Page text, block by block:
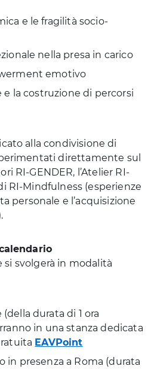
e le fragilità socio-
nella presa in carico
emotivo
e la costruzione di percorsi
alla condivisione di
direttamente sul
RI-GENDER, l’Atelier RI-
RI-Mindfulness (esperienze
personale e l’acquisizione
si svolgerà in modalità
durata di 1 ora
in una stanza dedicata
EAVPoint
in presenza a Roma (durata